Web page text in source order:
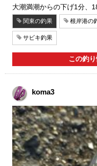
大潮満潮からの下げ1分、
関東の釣果 根岸港の
サビキ釣果
この釣
koma3